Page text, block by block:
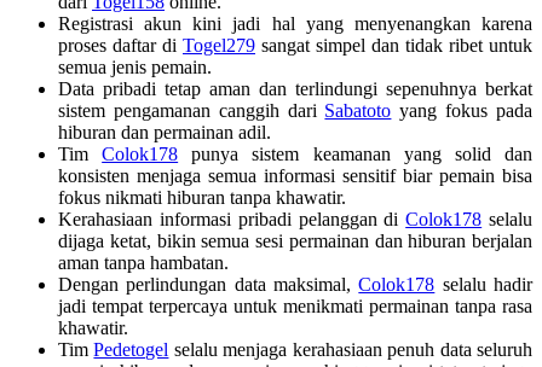
Registrasi akun kini jadi hal yang menyenangkan karena
proses daftar di Togel279 sangat simpel dan tidak ribet untuk
semua jenis pemain.
Data pribadi tetap aman dan terlindungi sepenuhnya berkat
sistem pengamanan canggih dari Sabatoto yang fokus pada
hiburan dan permainan adil.
TimColok178 punya sistem keamanan yang solid dan
konsisten menjaga semua informasi sensitif biar pemain bisa
fokus nikmati hiburan tanpa khawatir.
Kerahasiaan informasi pribadi pelanggan diColok178 selalu
dijaga ketat, bikin semua sesi permainan dan hiburan berjalan
aman tanpa hambatan.
Dengan perlindungan data maksimal,Colok178 selalu hadir
jadi tempat terpercaya untuk menikmati permainan tanpa rasa
khawatir.
TimPedetogel selalu menjaga kerahasiaan penuh data seluruh